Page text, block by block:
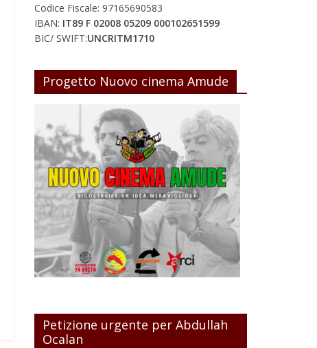
Codice Fiscale: 97165690583
IBAN: IT89 F 02008 05209 000102651599
BIC/ SWIFT:UNCRITM1710
Progetto Nuovo cinema Amude
Petizione urgente per Abdullah
Ocalan